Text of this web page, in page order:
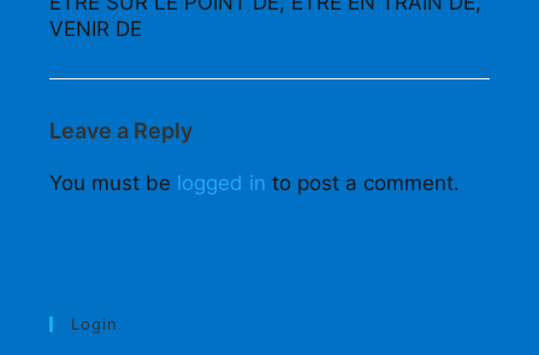
VENIR DE
Leave a Reply
You must be logged in to post a comment.
Login